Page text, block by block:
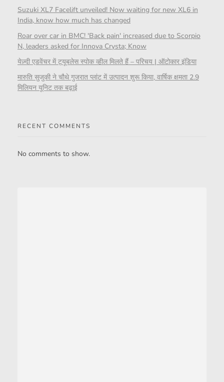
Suzuki XL7 Facelift unveiled! Now waiting for new XL6 in
India, know how much has changed
Roar over car in BMC! 'Back pain' increased due to Scorpio
N, leaders asked for Innova Crysta; Know
येज़्दी एडवेंचर में ट्यूबलेस स्पोक व्हील मिलते हैं – परिचय | ऑटोकार इंडिया
मारुति सुजुकी ने चौथे गुजरात प्लांट में उत्पादन शुरू किया, वार्षिक क्षमता 2.9
मिलियन यूनिट तक बढ़ाई
RECENT COMMENTS
No comments to show.